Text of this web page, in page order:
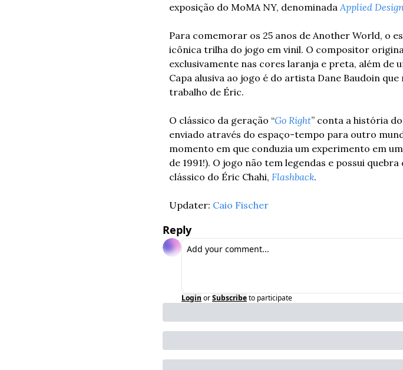
exposição do MoMA NY, denominada Applied
Para comemorar os 25 anos de Another World, o
icônica trilha do jogo em vinil. O compositor
exclusivamente nas cores laranja e preta, além de
Capa alusiva ao jogo é do artista Dane Baudoin
trabalho de Éric.
O clássico da geração “Go Right” conta a história
enviado através do espaço-tempo para outro
momento em que conduzia um experimento em
de 1991!). O jogo não tem legendas e possui
clássico do Éric Chahi, Flashback.
Updater: Caio Fischer
Reply
Login orSubscribeto participate